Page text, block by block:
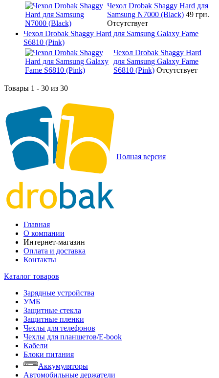
Чехол Drobak Shaggy Hard для
Samsung N7000 (Black) 49 грн.
Отсутствует
Чехол Drobak Shaggy Hard для Samsung Galaxy Fame
S6810 (Pink)
Чехол Drobak Shaggy Hard
для Samsung Galaxy Fame
S6810 (Pink) Отсутствует
Товары 1 - 30 из 30
Полная версия
Главная
О компании
Интернет-магазин
Оплата и доставка
Контакты
Каталог товаров
Зарядные устройства
УМБ
Защитные стекла
Защитные пленки
Чехлы для телефонов
Чехлы для планшетов/E-book
Кабели
Блоки питания
Аккумуляторы
Автомобильные держатели